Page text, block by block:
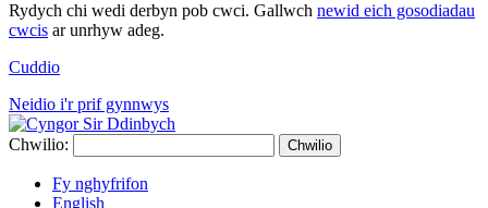
Rydych chi wedi derbyn pob cwci. Gallwch newid eich gosodiadau
cwcis ar unrhyw adeg.
Cuddio
Neidio i'r prif gynnwys
Chwilio: Chwilio
Fy nghyfrifon
English